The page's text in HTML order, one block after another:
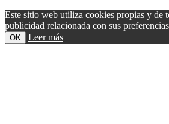
Este sitio web utiliza cookies propias y de
publicidad relacionada con sus
OK Leer más